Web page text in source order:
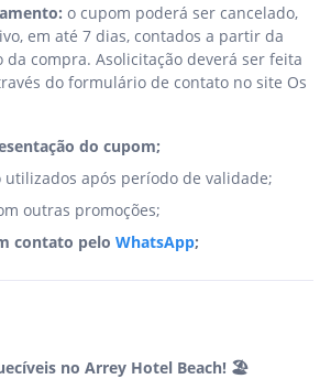
o cupom poderá ser cancelado,
em até 7 dias, contados a partir da
da compra. Asolicitação deverá ser feita
do formulário de contato no site Os
do cupom;
utilizados após período de validade;
outras promoções;
contato pelo WhatsApp;
no Arrey Hotel Beach! 🏖️